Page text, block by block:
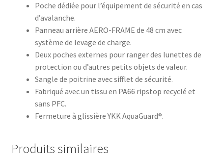
Poche dédiée pour l’équipement de sécurité en cas
d’avalanche.
Panneau arrière AERO-FRAME de 48 cm avec
système de levage de charge.
Deux poches externes pour ranger des lunettes de
protection ou d’autres petits objets de valeur.
Sangle de poitrine avec sifflet de sécurité.
Fabriqué avec un tissu en PA66 ripstop recyclé et
sans PFC.
Fermeture à glissière YKK AquaGuard®.
Produits similaires